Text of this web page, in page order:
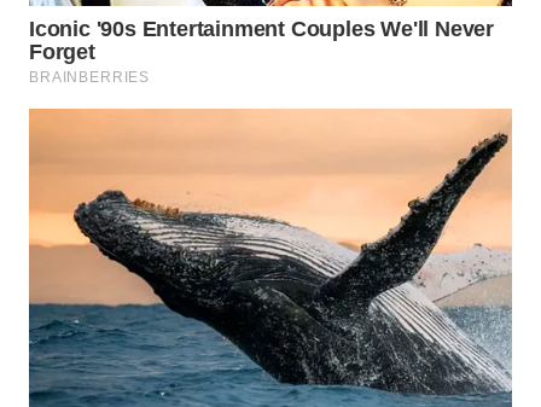
WN
KARAWANG
BOGOR
DEPOK
WN
TAPANULI